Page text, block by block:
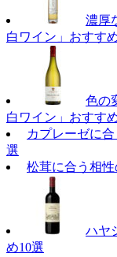
濃厚
白ワイン」おすす
色の
白ワイン」おすす
カプレーゼに
選
松茸に合う相
ハヤ
め10選